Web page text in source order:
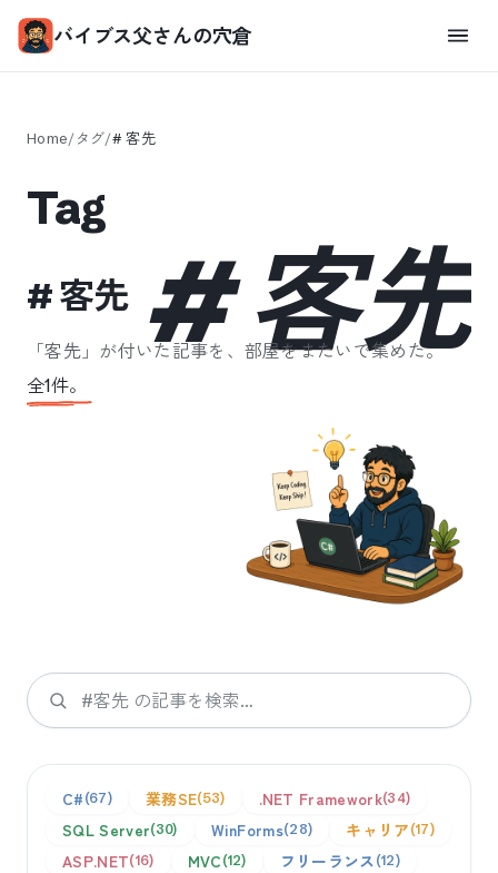
バイブス父さんの穴倉
Home/タグ/#客先
#客先
Tag
#客先
「客先」が付いた記事を、部屋をまたいで集めた。
全1件。
検索
C# 67 業務SE 53 .NET Framework 34
SQL Server 30 WinForms 28 キャリア 17
ASP.NET 16 MVC 12 フリーランス 12